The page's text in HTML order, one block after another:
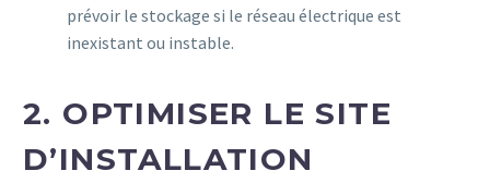
prévoir le stockage si le réseau électrique est
inexistant ou instable.
2. OPTIMISER LE SITE
D’INSTALLATION